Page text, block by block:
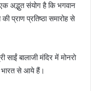
अद्भुत संयोग है कि भगवान
प्राण प्रतिष्ठा समारोह से
बालाजी मंदिर में मोनरो
से आये हैं।